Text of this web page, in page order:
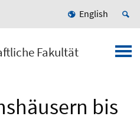
English
Fakultät
bis